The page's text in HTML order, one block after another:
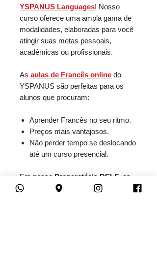
YSPANUS Languages! Nosso
curso oferece uma ampla gama de
modalidades, elaboradas para você
atingir suas metas pessoais,
acadêmicas ou profissionais.
As aulas de Francês online do
YSPANUS são perfeitas para os
alunos que procuram:
Aprender Francês no seu ritmo.
Preços mais vantajosos.
Não perder tempo se deslocando
até um curso presencial.
Em nosso Preparatório DELF , as
aulas são feitas por meio de